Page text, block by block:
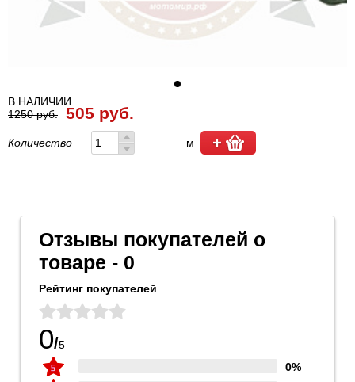
В НАЛИЧИИ
1250 руб.
505 руб.
Количество м
Отзывы покупателей о
товаре - 0
Рейтинг покупателей
0/5
0%